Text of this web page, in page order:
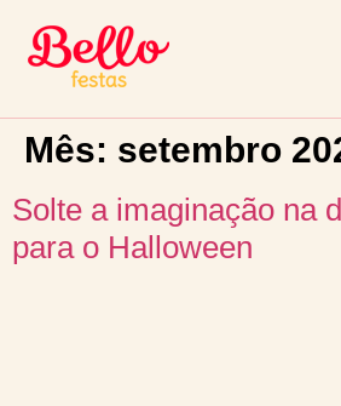
Mês: setembro
Solte a imaginação na
para o Halloween